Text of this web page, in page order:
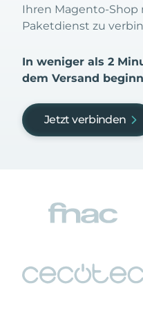
Ihren Magento-Shop
Paketdienst zu
In weniger als 2
dem Versand
Jetzt verbinden